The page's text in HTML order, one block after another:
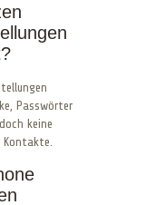
Passwörter
keine